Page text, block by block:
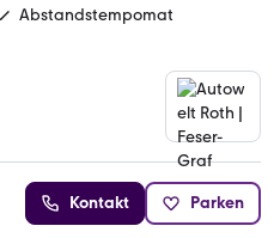
Abstandstempomat
Kontakt Parken